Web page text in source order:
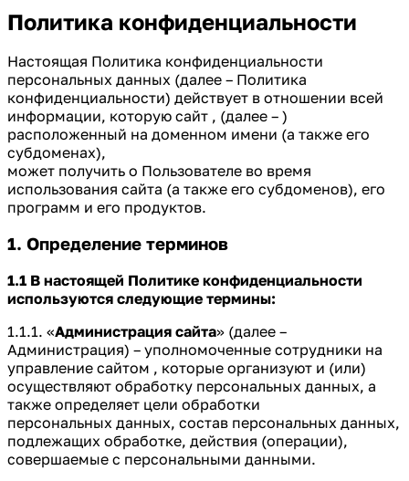
Политика конфиденциальности
Настоящая Политика конфиденциальности
персональных данных (далее – Политика
конфиденциальности) действует в отношении всей
информации, которую сайт , (далее – )
расположенный на доменном имени (а также его
субдоменах),
может получить о Пользователе во время
использования сайта (а также его субдоменов), его
программ и его продуктов.
1. Определение терминов
1.1 В настоящей Политике конфиденциальности
используются следующие термины:
1.1.1. «Администрация сайта» (далее –
Администрация) – уполномоченные сотрудники на
управление сайтом , которые организуют и (или)
осуществляют обработку персональных данных, а
также определяет цели обработки
персональных данных, состав персональных данных,
подлежащих обработке, действия (операции),
совершаемые с персональными данными.